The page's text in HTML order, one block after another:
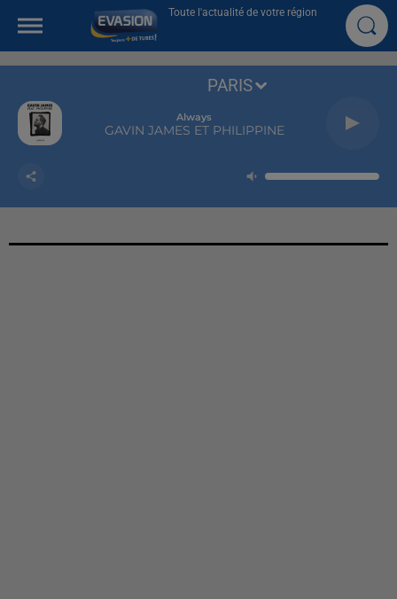
Toute l'actualité de votre région
Always
GAVIN JAMES ET PHILIPPINE
PARIS